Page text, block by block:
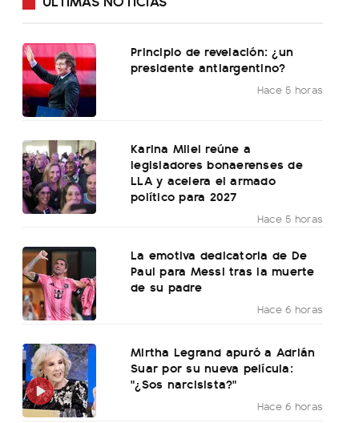
Principio de revelación: ¿un
presidente antiargentino?
Hace 5 horas
Karina Milei reúne a
legisladores bonaerenses de
LLA y acelera el armado
político para 2027
Hace 5 horas
La emotiva dedicatoria de De
Paul para Messi tras la muerte
de su padre
Hace 6 horas
Mirtha Legrand apuró a Adrián
Suar por su nueva película:
"¿Sos narcisista?"
Hace 6 horas